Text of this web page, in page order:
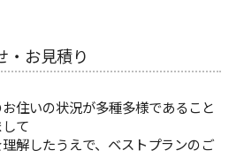
・お見積り
住いの状況が多種多様であること
て
解したうえで、ベストプランのご